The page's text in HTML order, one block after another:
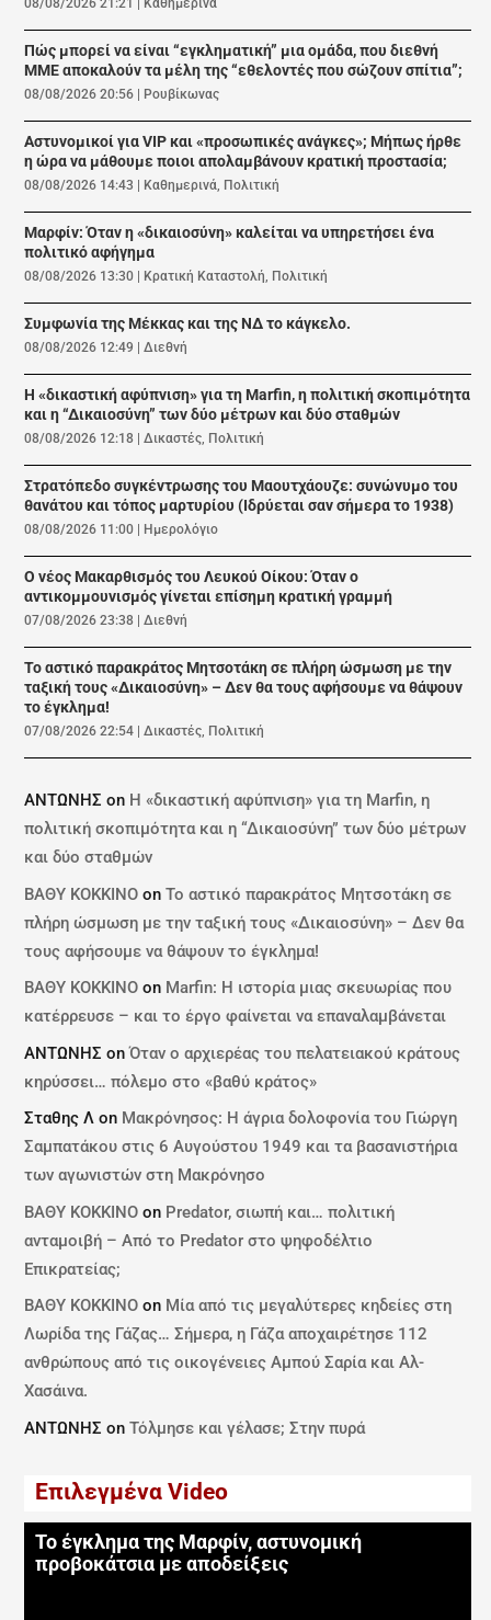
08/08/2026 21:21 Καθημερινά
Πώς μπορεί να είναι “εγκληματική” μια ομάδα, που διεθνή
ΜΜΕ αποκαλούν τα μέλη της “εθελοντές που σώζουν σπίτια”;
08/08/2026 20:56 Ρουβίκωνας
Αστυνομικοί για VIP και «προσωπικές ανάγκες»; Μήπως ήρθε
η ώρα να μάθουμε ποιοι απολαμβάνουν κρατική προστασία;
08/08/2026 14:43 Καθημερινά, Πολιτική
Μαρφίν: Όταν η «δικαιοσύνη» καλείται να υπηρετήσει ένα
πολιτικό αφήγημα
08/08/2026 13:30 Κρατική Καταστολή, Πολιτική
Συμφωνία της Μέκκας και της ΝΔ το κάγκελο.
08/08/2026 12:49 |Διεθνή
Η «δικαστική αφύπνιση» για τη Marfin, η πολιτική σκοπιμότητα
και η “Δικαιοσύνη” των δύο μέτρων και δύο σταθμών
08/08/2026 12:18 |Δικαστές, Πολιτική
Στρατόπεδο συγκέντρωσης του Μαουτχάουζε: συνώνυμο του
θανάτου και τόπος μαρτυρίου (Ιδρύεται σαν σήμερα το 1938)
08/08/2026 11:00 Ημερολόγιο
Ο νέος Μακαρθισμός του Λευκού Οίκου: Όταν ο
αντικομμουνισμός γίνεται επίσημη κρατική γραμμή
07/08/2026 23:38 |Διεθνή
Το αστικό παρακράτος Μητσοτάκη σε πλήρη ώσμωση με την
ταξική τους «Δικαιοσύνη» – Δεν θα τους αφήσουμε να θάψουν
το έγκλημα!
07/08/2026 22:54 |Δικαστές, Πολιτική
ΑΝΤΩΝΗΣ on Η «δικαστική αφύπνιση» για τη Marfin, η
πολιτική σκοπιμότητα και η “Δικαιοσύνη” των δύο μέτρων
και δύο σταθμών
ΒΑΘΥ ΚΟΚΚΙΝΟ onΤο αστικό παρακράτος Μητσοτάκη σε
πλήρη ώσμωση με την ταξική τους «Δικαιοσύνη» – Δεν θα
τους αφήσουμε να θάψουν το έγκλημα!
ΒΑΘΥ ΚΟΚΚΙΝΟ on Marfin: Η ιστορία μιας σκευωρίας που
κατέρρευσε – και το έργο φαίνεται να επαναλαμβάνεται
ΑΝΤΩΝΗΣ onΌταν ο αρχιερέας του πελατειακού κράτους
κηρύσσει… πόλεμο στο «βαθύ κράτος»
Σταθης Λ on Μακρόνησος: Η άγρια δολοφονία του Γιώργη
Σαμπατάκου στις 6 Αυγούστου 1949 και τα βασανιστήρια
των αγωνιστών στη Μακρόνησο
ΒΑΘΥ ΚΟΚΚΙΝΟ on Predator, σιωπή και… πολιτική
ανταμοιβή – Από το Predator στο ψηφοδέλτιο
Επικρατείας;
ΒΑΘΥ ΚΟΚΚΙΝΟ on Μία από τις μεγαλύτερες κηδείες στη
Λωρίδα της Γάζας… Σήμερα, η Γάζα αποχαιρέτησε 112
ανθρώπους από τις οικογένειες Αμπού Σαρία και Αλ-
Χασάινα.
ΑΝΤΩΝΗΣ onΤόλμησε και γέλασε; Στην πυρά
Επιλεγμένα Video
Το έγκλημα της Μαρφίν, αστυνομική
προβοκάτσια με αποδείξεις